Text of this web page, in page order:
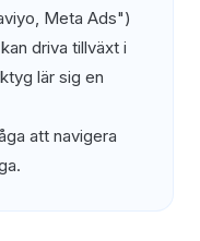
Meta Ads")
driva tillväxt i
lär sig en
att navigera